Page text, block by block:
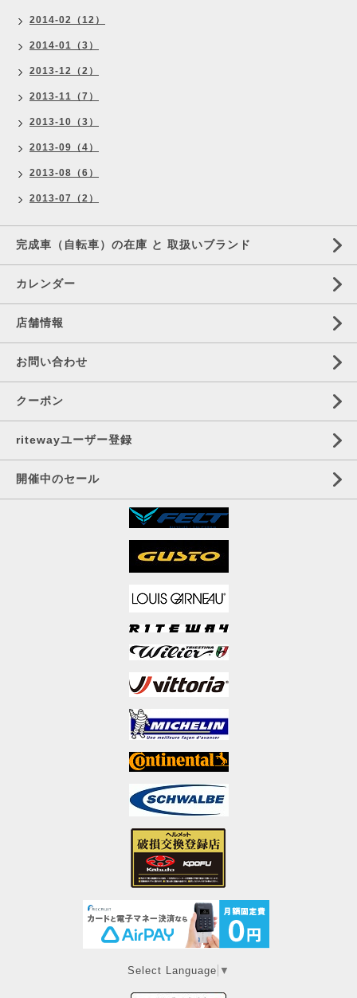
2014-02（12）
2014-01（3）
2013-12（2）
2013-11（7）
2013-10（3）
2013-09（4）
2013-08（6）
2013-07（2）
完成車（自転車）の在庫 と 取扱いブランド
カレンダー
店舗情報
お問い合わせ
クーポン
ritewayユーザー登録
開催中のセール
Select Language ▼